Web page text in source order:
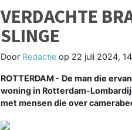
VERDACHTE
SLINGE
Door Redactie op 22 juli 2024,
ROTTERDAM - De man die
woning in Rotterdam-
met mensen die over